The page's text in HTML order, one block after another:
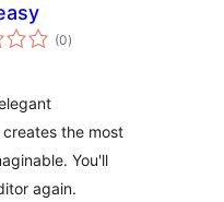
(0puntuacions
totals
)
the most
You'll
again.